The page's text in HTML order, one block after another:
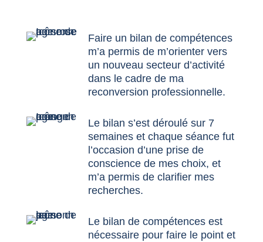
Faire un bilan de compétences
m’a permis de m’orienter vers
un nouveau secteur d’activité
dans le cadre de ma
reconversion professionnelle.
Le bilan s’est déroulé sur 7
semaines et chaque séance fut
l’occasion d’une prise de
conscience de mes choix, et
m’a permis de clarifier mes
recherches.
Le bilan de compétences est
nécessaire pour faire le point et